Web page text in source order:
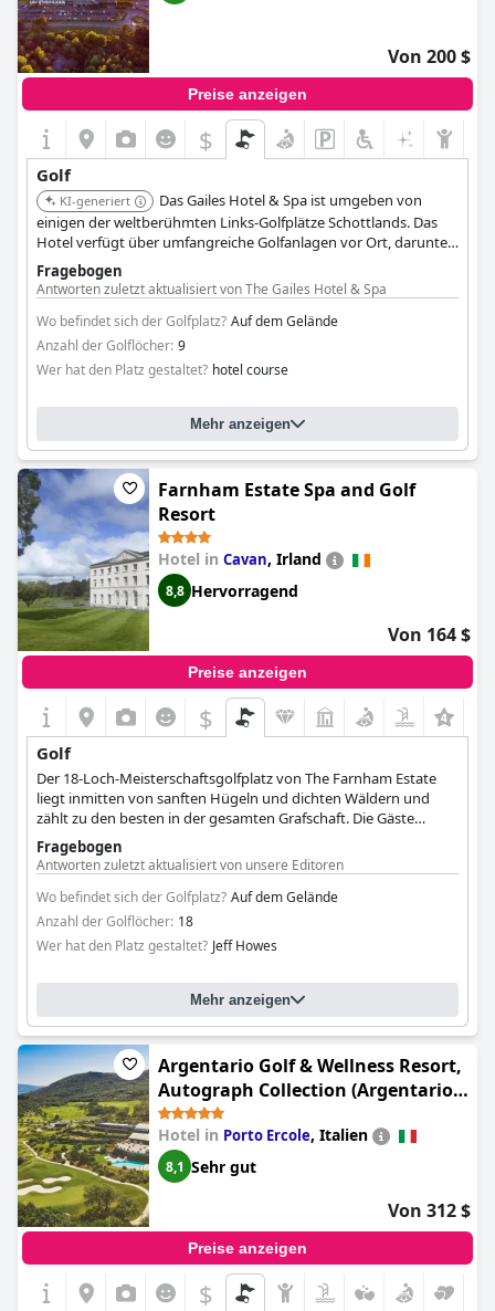
Von 200 $
Preise anzeigen
$
Golf
KI-generiert
Das Gailes Hotel & Spa ist umgeben von
einigen der weltberühmten Links-Golfplätze Schottlands. Das
Hotel verfügt über umfangreiche Golfanlagen vor Ort, darunter
Ayrshires einzige Toptracer-Driving Range und ein Lehrstudio.
Das Hotel bietet auch Golfreisen und Erlebnisse zum Spielen von
Weltklasse-Golfplätzen in Ayrshire an.
Fragebogen
Antworten zuletzt aktualisiert von The Gailes Hotel & Spa
Wo befindet sich der Golfplatz? Auf dem Gelände
Anzahl der Golflöcher: 9
Wer hat den Platz gestaltet? hotel course
Mehr anzeigen
Farnham Estate Spa and Golf
Resort
Hotel in Cavan, Irland
8,8 Hervorragend
Von 164 $
Preise anzeigen
$
Golf
Der 18-Loch-Meisterschaftsgolfplatz von The Farnham Estate
liegt inmitten von sanften Hügeln und dichten Wäldern und
zählt zu den besten in der gesamten Grafschaft. Die Gäste
können auch Ausrüstung im Pro Shop kaufen oder das
Clubhaus besuchen und einen unvergesslichen Golfausflug
verbringen.
Fragebogen
Antworten zuletzt aktualisiert von unsere Editoren
Wo befindet sich der Golfplatz? Auf dem Gelände
Anzahl der Golflöcher: 18
Wer hat den Platz gestaltet? Jeff Howes
Mehr anzeigen
Argentario Golf & Wellness Resort,
Autograph Collection (Argentario
Golf & Wellness Resort)
Hotel in Porto Ercole, Italien
8,1 Sehr gut
Von 312 $
Preise anzeigen
$